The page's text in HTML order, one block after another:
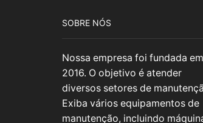
SOBRE NÓS
Nossa empresa foi fundada em
2016. O objetivo é atender
diversos setores de
Exiba vários equipamentos de
manutenção, incluindo